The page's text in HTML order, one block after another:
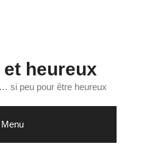
heureux
si peu pour être heureux
Menu